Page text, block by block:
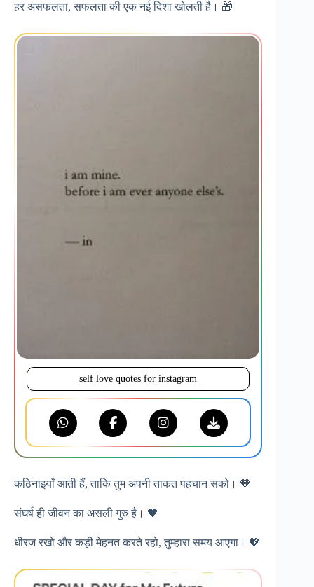
हर असफलता, सफलता की एक नई दिशा खोलती है। 🎁
self love quotes for instagram
कठिनाइयाँ आती हैं, ताकि तुम अपनी ताकत पहचान सको। 🧡
संघर्ष ही जीवन का असली गुरु है। 🖤
धीरज रखो और कड़ी मेहनत करते रहो, तुम्हारा समय आएगा। 💖